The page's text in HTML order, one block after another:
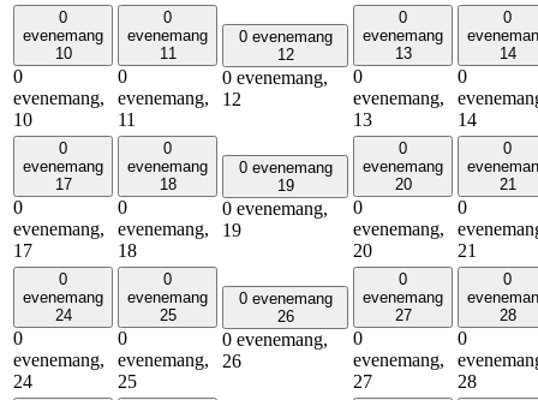
0
evenemang
10
0
evenemang,
10
0
evenemang
11
0
evenemang,
11
0 evenemang
12
0 evenemang,
12
0
evenemang
13
0
evenemang,
13
0
14
0
14
0
evenemang
17
0
evenemang,
17
0
evenemang
18
0
evenemang,
18
0 evenemang
19
0 evenemang,
19
0
evenemang
20
0
evenemang,
20
0
21
0
21
0
evenemang
24
0
evenemang,
24
0
evenemang
25
0
evenemang,
25
0 evenemang
26
0 evenemang,
26
0
evenemang
27
0
evenemang,
27
0
28
0
28